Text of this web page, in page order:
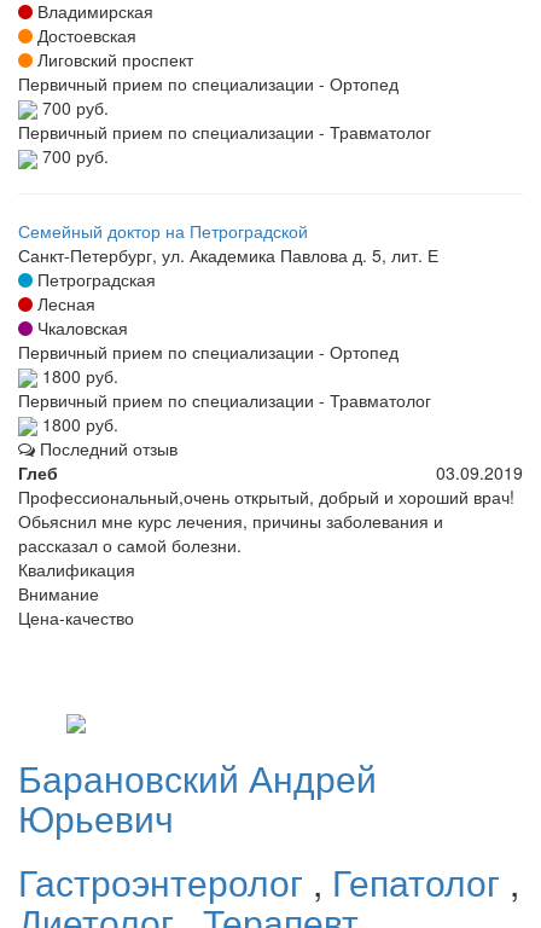
Владимирская
Достоевская
Лиговский проспект
Первичный прием по специализации - Ортопед
700 руб.
Первичный прием по специализации - Травматолог
700 руб.
Семейный доктор на Петроградской
Санкт-Петербург, ул. Академика Павлова д. 5, лит. Е
Петроградская
Лесная
Чкаловская
Первичный прием по специализации - Ортопед
1800 руб.
Первичный прием по специализации - Травматолог
1800 руб.
Последний отзыв
Глеб
03.09.2019
Профессиональный,очень открытый, добрый и хороший врач!
Обьяснил мне курс лечения, причины заболевания и
рассказал о самой болезни.
Квалификация
Внимание
Цена-качество
Барановский Андрей
Юрьевич
Гастроэнтеролог , Гепатолог ,